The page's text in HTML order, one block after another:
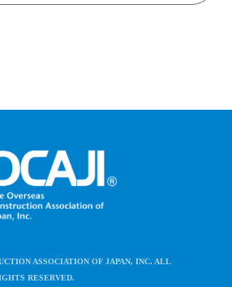
ASSOCIATION OF JAPAN, INC. ALL
RESERVED.